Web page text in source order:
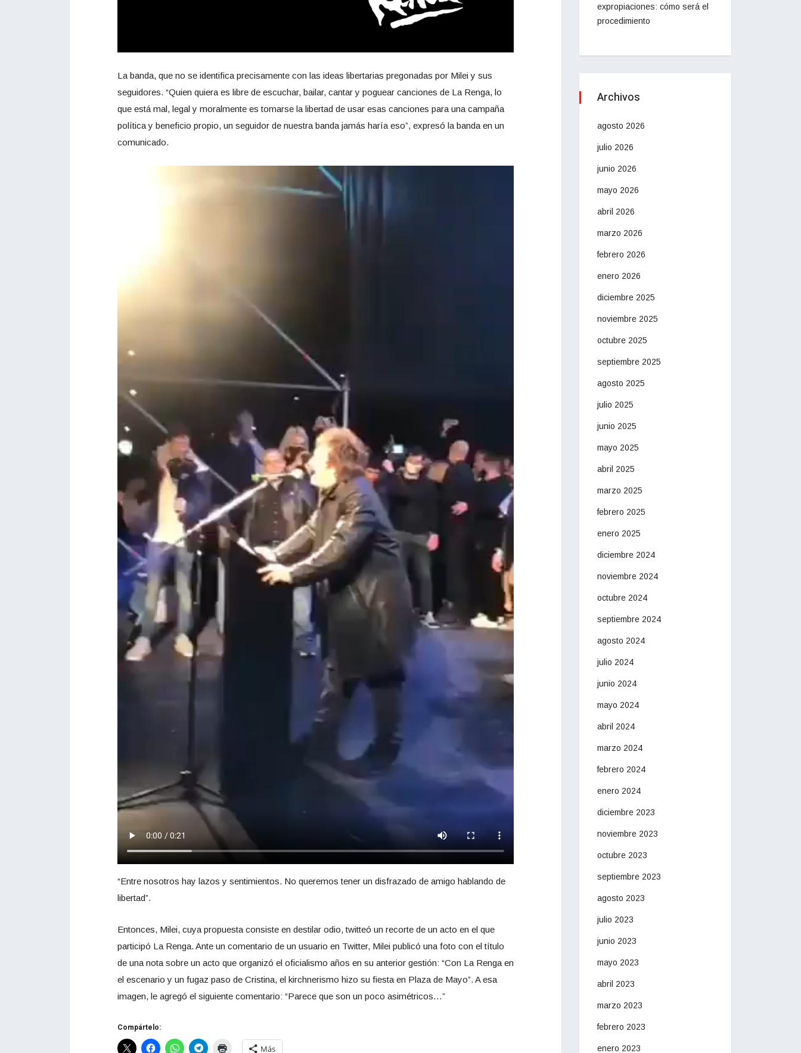
La banda, que no se identifica precisamente con las ideas libertarias pregonadas por Milei y sus
seguidores. “Quien quiera es libre de escuchar, bailar, cantar y poguear canciones de La Renga, lo
que está mal, legal y moralmente es tomarse la libertad de usar esas canciones para una campaña
política y beneficio propio, un seguidor de nuestra banda jamás haría eso”, expresó la banda en un
comunicado.
“Entre nosotros hay lazos y sentimientos. No queremos tener un disfrazado de amigo hablando de
libertad”.
Entonces, Milei, cuya propuesta consiste en destilar odio, twitteó un recorte de un acto en el que
participó La Renga. Ante un comentario de un usuario en Twitter, Milei publicó una foto con el título
de una nota sobre un acto que organizó el oficialismo años en su anterior gestión: “Con La Renga en
el escenario y un fugaz paso de Cristina, el kirchnerismo hizo su fiesta en Plaza de Mayo”. A esa
imagen, le agregó el siguiente comentario: “Parece que son un poco asimétricos…”
Compártelo:
Más
expropiaciones: cómo será el
procedimiento
Archivos
agosto 2026
julio 2026
junio 2026
mayo 2026
abril 2026
marzo 2026
febrero 2026
enero 2026
diciembre 2025
noviembre 2025
octubre 2025
septiembre 2025
agosto 2025
julio 2025
junio 2025
mayo 2025
abril 2025
marzo 2025
febrero 2025
enero 2025
diciembre 2024
noviembre 2024
octubre 2024
septiembre 2024
agosto 2024
julio 2024
junio 2024
mayo 2024
abril 2024
marzo 2024
febrero 2024
enero 2024
diciembre 2023
noviembre 2023
octubre 2023
septiembre 2023
agosto 2023
julio 2023
junio 2023
mayo 2023
abril 2023
marzo 2023
febrero 2023
enero 2023